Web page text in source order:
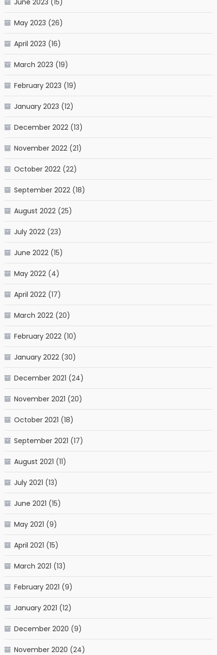
May 2023 (26)
April 2023 (16)
March 2023 (19)
February 2023 (19)
January 2023 (12)
December 2022(13)
November 2022(21)
October 2022(22)
September 2022(18)
August 2022(25)
July 2022(23)
June 2022(15)
May 2022(4)
April 2022(17)
March 2022(20)
February 2022(10)
January 2022(30)
December 2021 (24)
November 2021 (20)
October 2021 (18)
September 2021 (17)
August 2021 (11)
July 2021 (13)
June 2021 (15)
May 2021 (9)
April 2021 (15)
March 2021 (13)
February 2021 (9)
January 2021 (12)
December 2020 (9)
November 2020 (24)